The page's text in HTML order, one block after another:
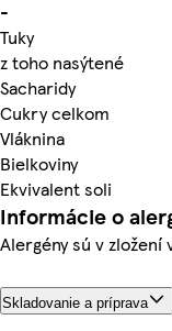
-
Tuky
z toho nasýtené
Sacharidy
Cukry celkom
Vláknina
Bielkoviny
Ekvivalent soli
Informácie o
Alergény sú v
Skladovanie a príprava